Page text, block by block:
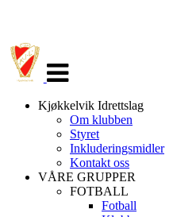
navigasjon
Kjøkkelvik Idrettslag
Om klubben
Styret
Inkluderingsmidler
Kontakt oss
VÅRE GRUPPER
FOTBALL
Fotball